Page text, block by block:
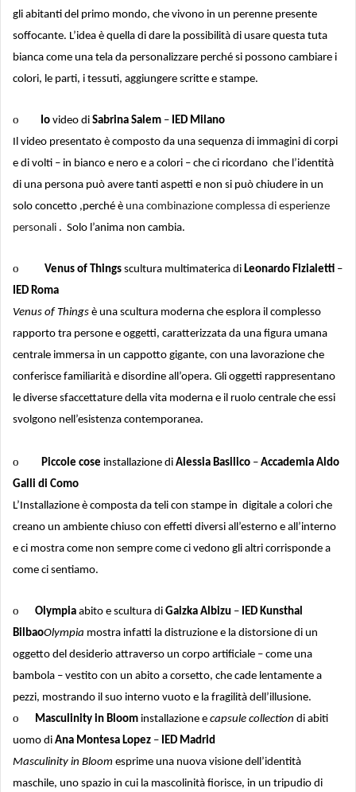
gli abitanti del primo mondo, che vivono in un perenne presente
soffocante. L’idea è quella di dare la possibilità di usare questa tuta
bianca come una tela da personalizzare perché si possono cambiare i
colori, le parti, i tessuti, aggiungere scritte e stampe.
o Io video di Sabrina Salem – IED Milano
Il video presentato è composto da una sequenza di immagini di corpi
e di volti – in bianco e nero e a colori – che ci ricordano che l’identità
di una persona può avere tanti aspetti e non si può chiudere in un
solo concetto ,perché è una combinazione complessa di esperienze
personali . Solo l’anima non cambia.
o Venus of Things scultura multimaterica di Leonardo Fizialetti –
IED Roma
Venus of Things è una scultura moderna che esplora il complesso
rapporto tra persone e oggetti, caratterizzata da una figura umana
centrale immersa in un cappotto gigante, con una lavorazione che
conferisce familiarità e disordine all’opera. Gli oggetti rappresentano
le diverse sfaccettature della vita moderna e il ruolo centrale che essi
svolgono nell’esistenza contemporanea.
o Piccole cose installazione di Alessia Basilico – Accademia Aldo
Galli di Como
L’Installazione è composta da teli con stampe in digitale a colori che
creano un ambiente chiuso con effetti diversi all’esterno e all’interno
e ci mostra come non sempre come ci vedono gli altri corrisponde a
come ci sentiamo.
o Olympia abito e scultura di Gaizka Albizu – IED Kunsthal
BilbaoOlympia mostra infatti la distruzione e la distorsione di un
oggetto del desiderio attraverso un corpo artificiale – come una
bambola – vestito con un abito a corsetto, che cade lentamente a
pezzi, mostrando il suo interno vuoto e la fragilità dell’illusione.
o Masculinity in Bloom installazione e capsule collection di abiti
uomo di Ana Montesa Lopez – IED Madrid
Masculinity in Bloom esprime una nuova visione dell’identità
maschile, uno spazio in cui la mascolinità fiorisce, in un tripudio di